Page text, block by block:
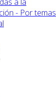
- Por temas